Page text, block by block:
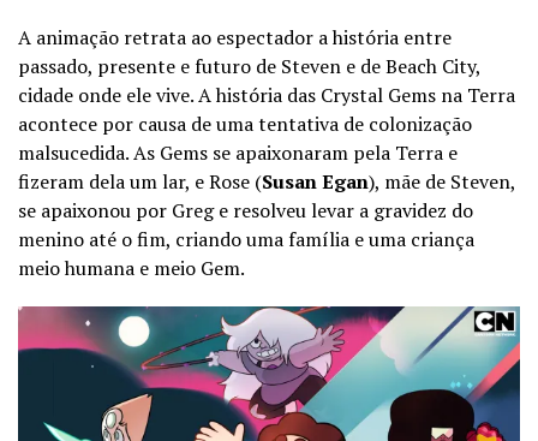
A animação retrata ao espectador a história entre
passado, presente e futuro de Steven e de Beach City,
cidade onde ele vive. A história das Crystal Gems na Terra
acontece por causa de uma tentativa de colonização
malsucedida. As Gems se apaixonaram pela Terra e
fizeram dela um lar, e Rose (Susan Egan), mãe de Steven,
se apaixonou por Greg e resolveu levar a gravidez do
menino até o fim, criando uma família e uma criança
meio humana e meio Gem.